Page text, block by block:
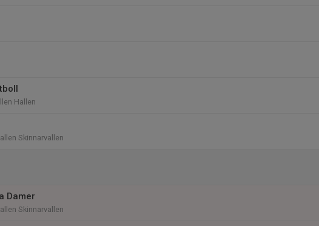
Hallen
Skinnarvallen
Damer
Skinnarvallen